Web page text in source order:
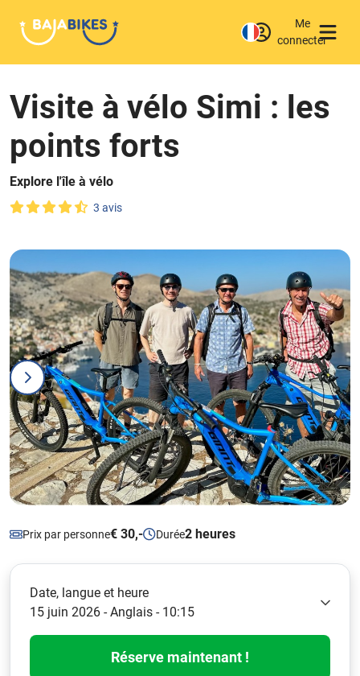
Me
connecter
Visite à vélo Simi : les
points forts
Explore l'île à vélo
3 avis
Prix par personne€ 30,- Durée2 heures
Date, langue et heure
15 juin 2026 - Anglais - 10:15
Réserve maintenant !